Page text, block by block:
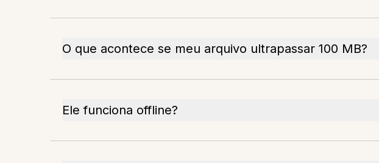
O que acontece se meu arquivo ultrapassar 100 MB?
Ele funciona offline?